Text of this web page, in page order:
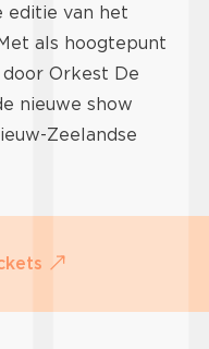
editie van het
als hoogtepunt
Orkest De
nieuwe show
Zeelandse